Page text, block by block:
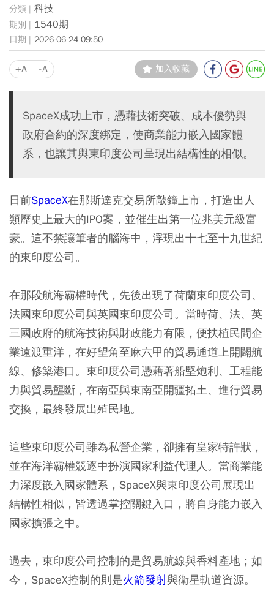
科技
1540期
2026-06-24 09:50
+A -A 加入收藏
SpaceX成功上市，憑藉技術突破、成本優勢與
政府合約的深度綁定，使商業能力嵌入國家體
系，也讓其與東印度公司呈現出結構性的相似。
日前SpaceX在那斯達克交易所敲鐘上市，打造出人
類歷史上最大的IPO案，並催生出第一位兆美元級富
豪。這不禁讓筆者的腦海中，浮現出十七至十九世紀
的東印度公司。
在那段航海霸權時代，先後出現了荷蘭東印度公司、
法國東印度公司與英國東印度公司。當時荷、法、英
三國政府的航海技術與財政能力有限，便扶植民間企
業遠渡重洋，在好望角至麻六甲的貿易通道上開闢航
線、修築港口。東印度公司憑藉著船堅炮利、工程能
力與貿易壟斷，在南亞與東南亞開疆拓土、進行貿易
交換，最終發展出殖民地。
這些東印度公司雖為私營企業，卻擁有皇家特許狀，
並在海洋霸權競逐中扮演國家利益代理人。當商業能
力深度嵌入國家體系，SpaceX與東印度公司展現出
結構性相似，皆透過掌控關鍵入口，將自身能力嵌入
國家擴張之中。
過去，東印度公司控制的是貿易航線與香料產地；如
今，SpaceX控制的則是火箭發射與衛星軌道資源。